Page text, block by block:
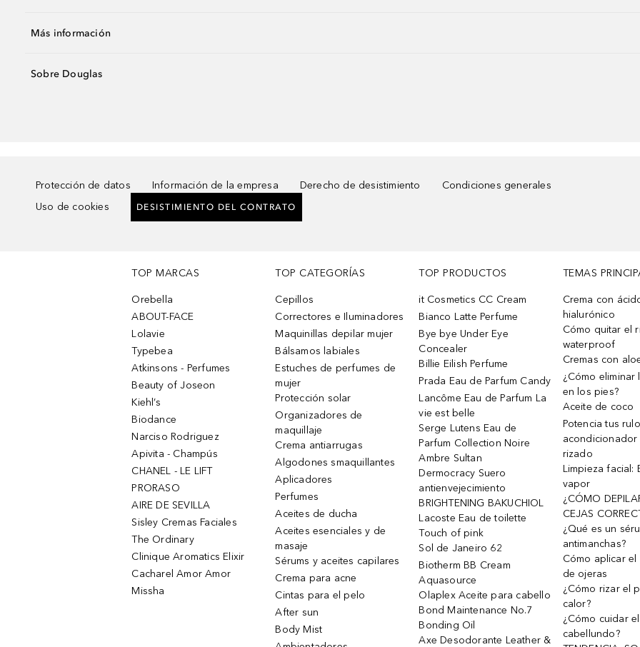
Más información
Sobre Douglas
Protección de datos Información de la empresa Derecho de desistimiento
Condiciones generales
Uso de cookies
DESISTIMIENTO DEL CONTRATO
TOP MARCAS
Orebella
ABOUT-FACE
Lolavie
Typebea
Atkinsons - Perfumes
Beauty of Joseon
Kiehl’s
Biodance
Narciso Rodriguez
Apivita - Champús
CHANEL - LE LIFT
PRORASO
AIRE DE SEVILLA
Sisley Cremas Faciales
The Ordinary
Clinique Aromatics Elixir
Cacharel Amor Amor
Missha
TOP CATEGORÍAS
Cepillos
Correctores e Iluminadores
Maquinillas depilar mujer
Bálsamos labiales
Estuches de perfumes de
mujer
Protección solar
Organizadores de
maquillaje
Crema antiarrugas
Algodones smaquillantes
Aplicadores
Perfumes
Aceites de ducha
Aceites esenciales y de
masaje
Sérums y aceites capilares
Crema para acne
Cintas para el pelo
After sun
Body Mist
TOP PRODUCTOS
it Cosmetics CC Cream
Bianco Latte Perfume
Bye bye Under Eye
Concealer
Billie Eilish Perfume
Prada Eau de Parfum Candy
Lancôme Eau de Parfum La
vie est belle
Serge Lutens Eau de
Parfum Collection Noire
Ambre Sultan
Dermocracy Suero
antienvejecimiento
BRIGHTENING BAKUCHIOL
Lacoste Eau de toilette
Touch of pink
Sol de Janeiro 62
Biotherm BB Cream
Aquasource
Olaplex Aceite para cabello
Bond Maintenance No.7
Bonding Oil
Axe Desodorante Leather &
TEMAS
Crema con
hialurónico
Cómo quitar el
waterproof
Cremas con
¿Cómo eliminar
en los pies?
Aceite de coco
Potencia tus
rizado
Limpieza facial:
vapor
¿CÓMO
CEJAS
¿Qué es un
antimanchas?
Cómo aplicar
de ojeras
¿Cómo rizar el
calor?
¿Cómo cuidar
cabellundo?